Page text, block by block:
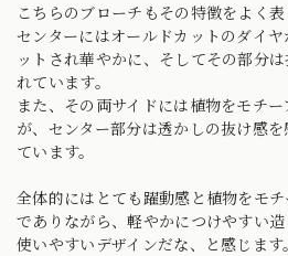
こちらのブローチもその特徴をよく
センターにはオールドカットのダイ
ットされ華やかに、そしてその部分
れています。
また、その両サイドには植物をモチ
が、センター部分は透かしの抜け感
ています。
全体的にはとても躍動感と植物をモ
でありながら、軽やかにつけやすい
使いやすいデザインだな、と感じます。